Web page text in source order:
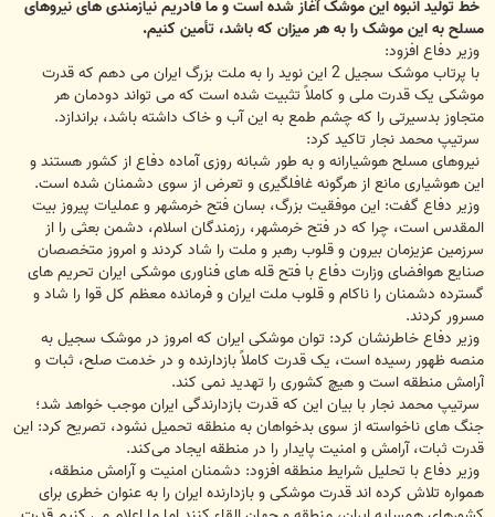
خط تولید انبوه این موشک آغاز شده است و ما قادریم نیازمندی های نیروهای
مسلح به این موشک را به هر میزان که باشد، تأمین کنیم.
وزیر دفاع افزود:
با پرتاب موشک سجیل 2 این نوید را به ملت بزرگ ایران می‌ دهم که قدرت
موشکی یک قدرت ملی و کاملاً تثبیت شده است که می تواند دودمان هر
متجاوز بدسیرتی‌ را که چشم طمع به این آب و خاک داشته باشد، براندازد.
سرتیپ محمد نجار تاکید کرد:
نیروهای مسلح هوشیارانه و به طور شبانه ‌روزی آماده دفاع از کشور هستند و
این هوشیاری مانع از هرگونه غافلگیری و تعرض از سوی دشمنان شده است.
وزیر دفاع گفت: این موفقیت بزرگ، بسان فتح خرمشهر و عملیات پیروز بیت
‌المقدس است، چرا که در فتح خرمشهر، رزمندگان اسلام، دشمن بعثی را از
سرزمین عزیزمان بیرون و قلوب رهبر و ملت را شاد کردند و امروز متخصصان
صنایع هوافضای وزارت دفاع با فتح قله ‌های فناوری موشکی ایران تحریم های
گسترده دشمنان را ناکام و قلوب ملت ایران و فرمانده معظم کل قوا را شاد و
مسرور کردند.
وزیر دفاع خاطرنشان کرد: توان موشکی ایران که امروز در موشک سجیل به
منصه ظهور رسیده است، یک قدرت کاملاً بازدارنده و در خدمت صلح، ثبات و
آرامش منطقه است و هیچ کشوری را تهدید نمی ‌کند.
سرتیپ محمد نجار با بیان این ‌که قدرت بازدارندگی ایران موجب خواهد شد؛
جنگ های ناخواسته از سوی بدخواهان به منطقه تحمیل نشود، تصریح کرد: این
قدرت ثبات، آرامش و امنیت پایدار را در منطقه ایجاد می‌کند.
وزیر دفاع با تحلیل شرایط منطقه افزود: دشمنان امنیت و آرامش منطقه،
همواره تلاش کرده‌ اند قدرت موشکی و بازدارنده ایران را به عنوان خطری برای